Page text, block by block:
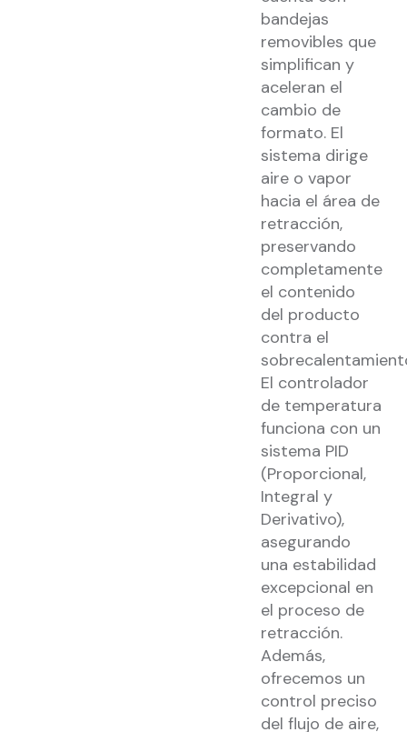
bandejas
removibles que
simplifican y
aceleran el
cambio de
formato. El
sistema dirige
aire o vapor
hacia el área de
retracción,
preservando
completamente
el contenido
del producto
contra el
El controlador
de temperatura
funciona con un
sistema PID
(Proporcional,
Integral y
Derivativo),
asegurando
una estabilidad
excepcional en
el proceso de
retracción.
Además,
ofrecemos un
control preciso
del flujo de aire,